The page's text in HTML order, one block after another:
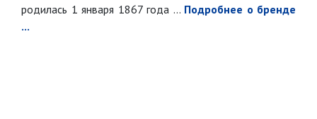
родилась 1 января 1867 года ... Подробнее о бренде
...